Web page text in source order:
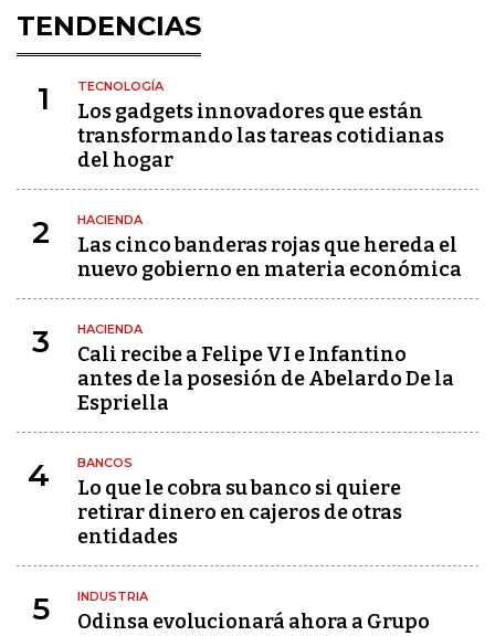
TENDENCIAS
1 TECNOLOGÍA
Los gadgets innovadores que están
transformando las tareas cotidianas
del hogar
2 HACIENDA
Las cinco banderas rojas que hereda el
nuevo gobierno en materia económica
3 HACIENDA
Cali recibe a Felipe VI e Infantino
antes de la posesión de Abelardo De la
Espriella
4 BANCOS
Lo que le cobra su banco si quiere
retirar dinero en cajeros de otras
entidades
5 INDUSTRIA
Odinsa evolucionará ahora a Grupo